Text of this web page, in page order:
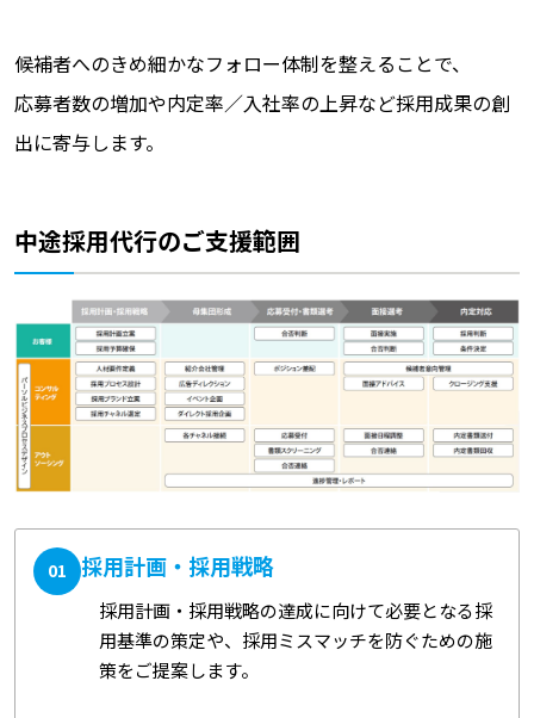
候補者へのきめ細かなフォロー体制を整えることで、
応募者数の増加や内定率／入社率の上昇など採用成果の創
出に寄与します。
中途採用代行のご支援範囲
01 採用計画・採用戦略
採用計画・採用戦略の達成に向けて必要となる採
用基準の策定や、採用ミスマッチを防ぐための施
策をご提案します。